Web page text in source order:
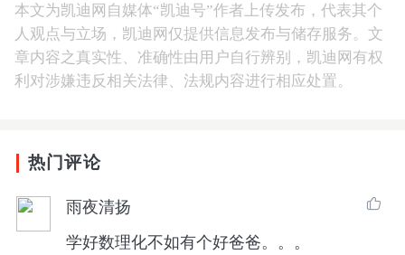
本文为凯迪网自媒体“凯迪号”作者上传发布，代表其个
人观点与立场，凯迪网仅提供信息发布与储存服务。文
章内容之真实性、准确性由用户自行辨别，凯迪网有权
利对涉嫌违反相关法律、法规内容进行相应处置。
热门评论
雨夜清扬 
学好数理化不如有个好爸爸。。。